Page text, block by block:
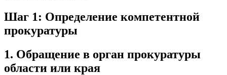
Шаг 1: Определение компетентной
прокуратуры
1. Обращение в орган прокуратуры
области или края